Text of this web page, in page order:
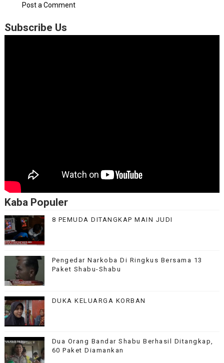
Post a Comment
Subscribe Us
Kaba Populer
8 PEMUDA DITANGKAP MAIN JUDI
Pengedar Narkoba Di Ringkus Bersama 13
Paket Shabu-Shabu
DUKA KELUARGA KORBAN
Dua Orang Bandar Shabu Berhasil Ditangkap,
60 Paket Diamankan